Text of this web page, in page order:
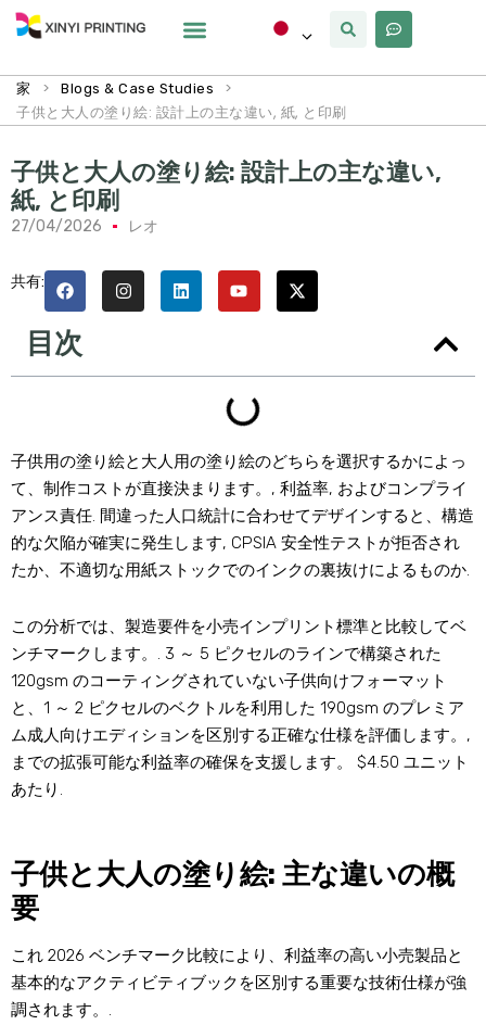
家 > Blogs & Case Studies
>
子供と大人の塗り絵: 設計上の主な違い, 紙, と印刷
子供と大人の塗り絵: 設計上の主な違い,
紙, と印刷
27/04/2026 レオ
共有:
目次
子供用の塗り絵と大人用の塗り絵のどちらを選択するかによっ
て、制作コストが直接決まります。, 利益率, およびコンプライ
アンス責任. 間違った人口統計に合わせてデザインすると、構造
的な欠陥が確実に発生します, CPSIA 安全性テストが拒否され
たか、不適切な用紙ストックでのインクの裏抜けによるものか.
この分析では、製造要件を小売インプリント標準と比較してベ
ンチマークします。. 3 ～ 5 ピクセルのラインで構築された
120gsm のコーティングされていない子供向けフォーマット
と、1 ～ 2 ピクセルのベクトルを利用した 190gsm のプレミア
ム成人向けエディションを区別する正確な仕様を評価します。,
までの拡張可能な利益率の確保を支援します。 $4.50 ユニット
あたり.
子供と大人の塗り絵: 主な違いの概
要
これ 2026 ベンチマーク比較により、利益率の高い小売製品と
基本的なアクティビティブックを区別する重要な技術仕様が強
調されます。.